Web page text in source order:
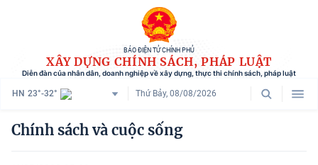
BÁO ĐIỆN TỬ CHÍNH PHỦ
XÂY DỰNG CHÍNH SÁCH, PHÁP LUẬT
Diễn đàn của nhân dân, doanh nghiệp về xây dựng, thực thi chính sách, pháp luật
HN 23°-32° Thứ Bảy, 08/08/2026
Danh mục
Chính sách và cuộc sống